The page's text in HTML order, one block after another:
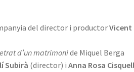
del director i productorVicent
d’un matrimonide Miquel Berga
Subirà (director) iAnna Rosa